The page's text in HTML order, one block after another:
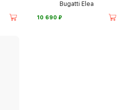
Bugatti Elea
10 690 ⃏